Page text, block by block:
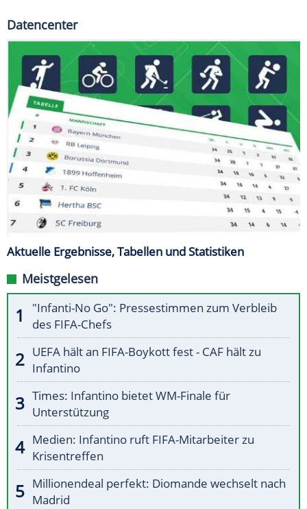
Datencenter
Aktuelle Ergebnisse, Tabellen und Statistiken
Meistgelesen
"Infanti-No Go": Pressestimmen zum Verbleib
des FIFA-Chefs
UEFA hält an FIFA-Boykott fest - CAF hält zu
Infantino
Times: Infantino bietet WM-Finale für
Unterstützung
Medien: Infantino ruft FIFA-Mitarbeiter zu
Krisentreffen
Millionendeal perfekt: Diomande wechselt nach
Madrid